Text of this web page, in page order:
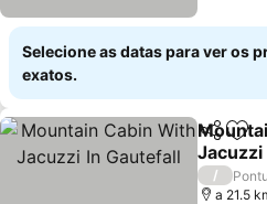
Selecione as datas para ver os
exatos.
Partilhar
Jacuzzi
Ver
/
a 21.5